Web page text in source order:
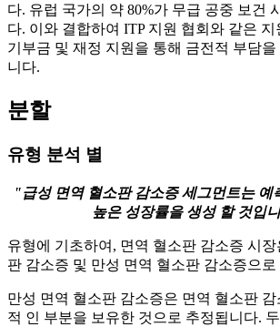
다. 유럽 ​​국가의 약 80%가 무급 공중 보건
다. 이와 결합하여 ITP 지원 협회와 같은
기부금 및 재정 지원을 통해 금전적 부담
니다.
분할
유형 분석 별
"급성 면역 혈소판 감소증 세그먼트는 예
높은 성장률을 생성 할 것입
유형에 기초하여, 면역 혈소판 감소증 시
판 감소증 및 만성 면역 혈소판 감소증으
만성 면역 혈소판 감소증은 면역 혈소판 감
적 인 부분을 보유한 것으로 추정됩니다.